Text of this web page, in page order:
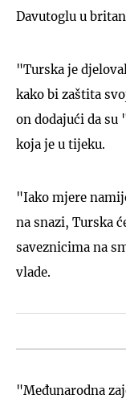
Davutoglu u
"Turska je
kako bi zaštita
on dodajući da su
koja je u tijeku.
"Iako mjere
na snazi, Turska
saveznicima na
vlade.
"Međunarodna